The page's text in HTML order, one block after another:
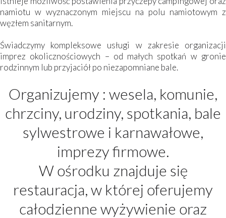
namiotu w wyznaczonym miejscu na polu namiotowym z
węzłem sanitarnym.
Świadczymy kompleksowe usługi w zakresie organizacji
imprez okolicznościowych – od małych spotkań w gronie
rodzinnym lub przyjaciół po niezapomniane bale.
Organizujemy : wesela, komunie,
chrzciny, urodziny, spotkania, bale
sylwestrowe i karnawałowe,
imprezy firmowe.
W ośrodku znajduje się
restauracja, w której oferujemy
całodzienne wyżywienie oraz